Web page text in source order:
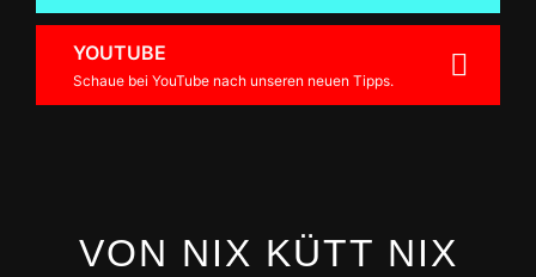
YOUTUBE
Schaue bei YouTube nach unseren neuen Tipps.
VON NIX KÜTT NIX